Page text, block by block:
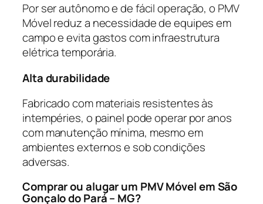
Por ser autônomo e de fácil operação, o PMV
Móvel reduz a necessidade de equipes em
campo e evita gastos com infraestrutura
elétrica temporária.
Alta durabilidade
Fabricado com materiais resistentes às
intempéries, o painel pode operar por anos
com manutenção mínima, mesmo em
ambientes externos e sob condições
adversas.
Comprar ou alugar um PMV Móvel em São
Gonçalo do Pará – MG?